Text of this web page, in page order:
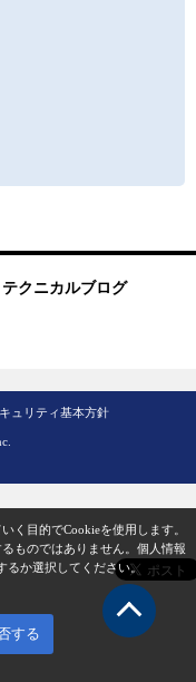
クニカルブログ
ュリティ基本方針
く目的でCookieを使用します。
ものではありません。 個人情報
るか選択してください。
する